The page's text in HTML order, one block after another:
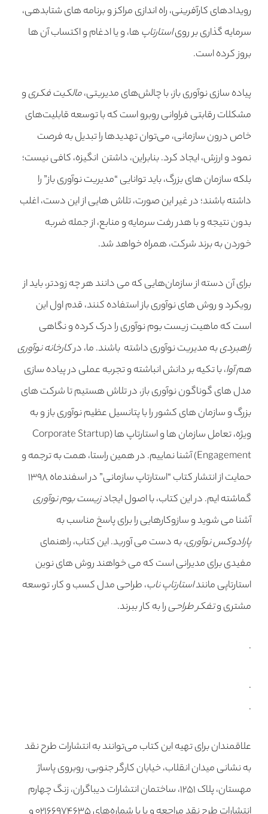
رویدادهای کارآفرینی، راه اندازی مراکز و برنامه های شتابدهی،
سرمایه گذاری بر رویاستارتاپها، و یا ادغام و اکتساب آن ها
بروز کرده است.
پیاده سازی نوآوری باز، با چالش‌های مدیریتی،مالکیت فکریو
مشکلات رقابتی فراوانی روبرو است که با توسعه قابلیت‌های
خاص درون سازمانی، می‌توان تهدیدها را تبدیل به فرصت
نمود و ارزش، ایجاد کرد. بنابراین، داشتن انگیزه، کافی نیست؛
بلکه سازمان های بزرگ، باید توانایی “مدیریت نوآوری باز” را
داشته باشند؛ در غیر این صورت، تلاش هایی از این دست، اغلب
بدون نتیجه و با هدر رفت سرمایه و منابع، از جمله ضربه
خوردن به برند شرکت، همراه خواهد شد.
برای آن دسته از سازمان‌هایی که می دانند هر چه زودتر، باید از
رویکرد و روش های نوآوری باز استفاده کنند، قدم اول این
است که ماهیتزیست بوم نوآوریرا درک کرده و نگاهی
راهبردیبه مدیریت نوآوری داشته باشند. ما، درکارخانه نوآوری
هم آوا، با تکیه بر دانش انباشته و تجربه عملی در پیاده سازی
مدل های گوناگون نوآوری باز، در تلاش هستیم تا شرکت های
بزرگ و سازمان های کشور را با پتانسیل عظیم نوآوری باز و به
ویژه، تعامل سازمان ها و استارتاپ ها (Corporate Startup
Engagement) آشنا نماییم. در همین راستا، همت به ترجمه و
حمایت از انتشار کتاب “استارتاپ سازمانی” در اسفندماه ۱۳۹۸
گماشته ایم. در این کتاب، با اصول ایجادزیست بوم نوآوری
آشنا می شوید و سازوکارهایی را برای پاسخ مناسب به
پارادوکس نوآوری،به دست می آورید. این کتاب، راهنمای
مفیدی برای مدیرانی است که می خواهند روش های نوین
استارتاپی ماننداستارتاپ ناب،طراحی مدل کسب و کار،توسعه
مشتریوتفکر طراحیرا به کار ببرند.
.
.
.
علاقمندان برای تهیه این کتاب می‌توانند به انتشارات طرح نقد
به نشانی میدان انقلاب، خیابان کارگر جنوبی، روبروی پاساژ
مهستان، پلاک۱۲۵۱، ساختمان انتشارات دیباگران، زنگ چهارم